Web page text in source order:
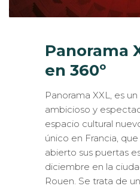
Panorama
en 360º
Panorama XXL, es un
ambicioso y
espacio cultural
único en Francia, que
abierto sus puertas
diciembre en la
Rouen. Se trata de